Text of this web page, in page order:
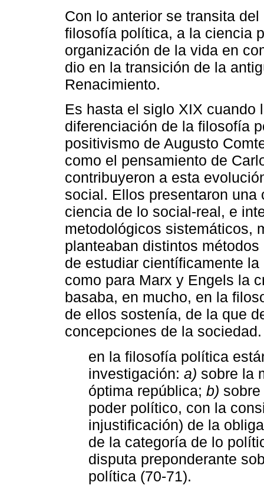
Con lo anterior se transita
filosofía política, a la ciencia
organización de la vida en
dio en la transición de la
Renacimiento.
Es hasta el siglo XIX
diferenciación de la filosofía
positivismo de Augusto
como el pensamiento de
contribuyeron a esta
social. Ellos presentaron
ciencia de lo social-real, e
metodológicos sistemáticos,
planteaban distintos
de estudiar científicamente
como para Marx y Engels la
basaba, en mucho, en la
de ellos sostenía, de la que
concepciones de la
en la filosofía política
investigación: a) sobre la
óptima república; b)
poder político, con la
injustificación) de la
de la categoría de lo
disputa preponderante
política (70-71).